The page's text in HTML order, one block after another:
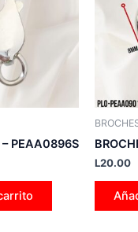
PEAA0896S
L20.00